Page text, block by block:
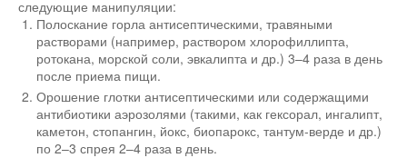
следующие манипуляции:
Полоскание горла антисептическими, травяными
растворами (например, раствором хлорофиллипта,
ротокана, морской соли, эвкалипта и др.) 3–4 раза в день
после приема пищи.
Орошение глотки антисептическими или содержащими
антибиотики аэрозолями (такими, как гексорал, ингалипт,
каметон, стопангин, йокс, биопарокс, тантум-верде и др.)
по 2–3 спрея 2–4 раза в день.